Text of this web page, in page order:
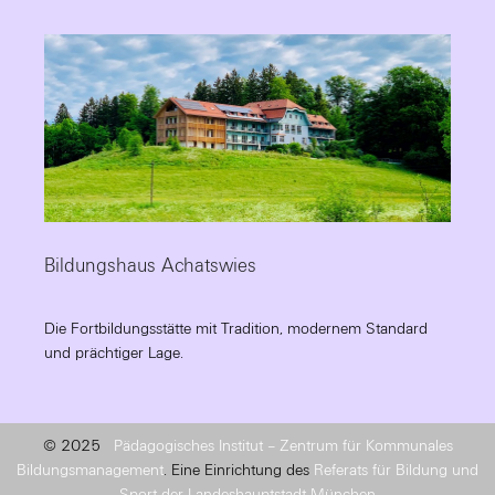
Bildungshaus Achatswies
Die Fortbildungsstätte mit Tradition, modernem Standard
und prächtiger Lage.
© 2025 Pädagogisches Institut – Zentrum für Kommunales
Bildungsmanagement. Eine Einrichtung des Referats für Bildung und